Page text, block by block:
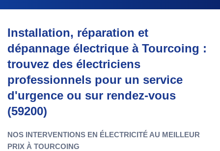
Installation, réparation et
dépannage électrique à Tourcoing :
trouvez des électriciens
professionnels pour un service
d'urgence ou sur rendez-vous
(59200)
NOS INTERVENTIONS EN ÉLECTRICITÉ AU MEILLEUR
PRIX À TOURCOING